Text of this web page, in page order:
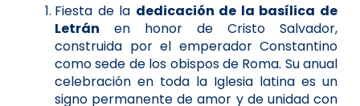
Fiesta de la dedicación de la basílica de
Letrán en honor de Cristo Salvador,
construida por el emperador Constantino
como sede de los obispos de Roma. Su anual
celebración en toda la Iglesia latina es un
signo permanente de amor y de unidad con